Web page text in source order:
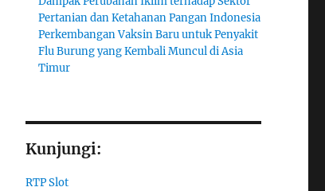
Pertanian dan Ketahanan Pangan Indonesia
Perkembangan Vaksin Baru untuk Penyakit
Flu Burung yang Kembali Muncul di Asia
Timur
Kunjungi:
RTP Slot